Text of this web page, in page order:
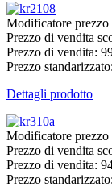
Modificatore prezzo
Prezzo di vendita
Prezzo di vendita:
Prezzo standarizzato:
Dettagli prodotto
Modificatore prezzo
Prezzo di vendita
Prezzo di vendita:
Prezzo standarizzato: